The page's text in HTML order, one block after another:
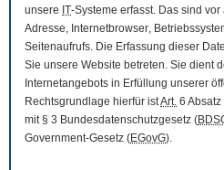
unsere IT-Systeme erfasst. Das sind
Adresse, Internetbrowser,
Seitenaufrufs. Die Erfassung dieser
Sie unsere Website betreten. Sie dient
Internetangebots in Erfüllung unserer
Rechtsgrundlage hierfür istArt. 6 Absatz
mit § 3 Bundesdatenschutzgesetz (
Government-Gesetz (EGovG).